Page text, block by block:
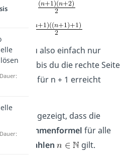
formst du also einfach nur
um, bis du die rechte Seite
für n + 1 erreicht
hast du gezeigt, dass die
Summenformel für alle
Zahlen
gilt.